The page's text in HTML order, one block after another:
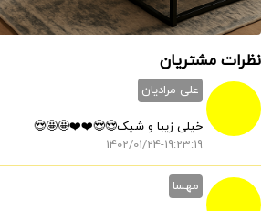
نظرات مشتریان
علی مرادیان
خیلی زیبا و شیک😍😍❤️❤️🤩🤩😍
1402/01/24-19:23:19
مهسا